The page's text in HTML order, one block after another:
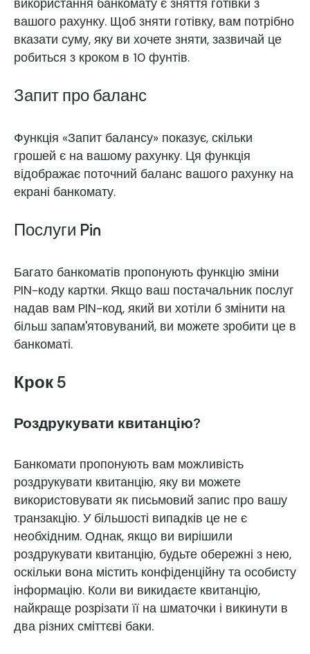
використання банкомату є зняття готівки з
вашого рахунку. Щоб зняти готівку, вам потрібно
вказати суму, яку ви хочете зняти, зазвичай це
робиться з кроком в 10 фунтів.
Запит про баланс
Функція «Запит балансу» показує, скільки
грошей є на вашому рахунку. Ця функція
відображає поточний баланс вашого рахунку на
екрані банкомату.
Послуги Pin
Багато банкоматів пропонують функцію зміни
PIN-коду картки. Якщо ваш постачальник послуг
надав вам PIN-код, який ви хотіли б змінити на
більш запам'ятовуваний, ви можете зробити це в
банкоматі.
Крок 5
Роздрукувати квитанцію?
Банкомати пропонують вам можливість
роздрукувати квитанцію, яку ви можете
використовувати як письмовий запис про вашу
транзакцію. У більшості випадків це не є
необхідним. Однак, якщо ви вирішили
роздрукувати квитанцію, будьте обережні з нею,
оскільки вона містить конфіденційну та особисту
інформацію. Коли ви викидаєте квитанцію,
найкраще розрізати її на шматочки і викинути в
два різних сміттєві баки.